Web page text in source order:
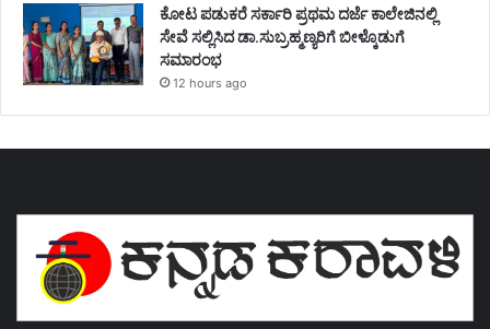
ಕೋಟ ಪಡುಕರೆ ಸರ್ಕಾರಿ ಪ್ರಥಮ ದರ್ಜೆ ಕಾಲೇಜಿನಲ್ಲಿ
ಸೇವೆ ಸಲ್ಲಿಸಿದ ಡಾ.ಸುಬ್ರಹ್ಮಣ್ಯರಿಗೆ ಬೀಳ್ಕೊಡುಗೆ
ಸಮಾರಂಭ
12 hours ago